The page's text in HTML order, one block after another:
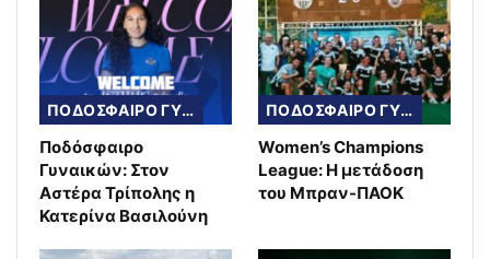
ΠΟΔΟΣΦΑΙΡΟ ΓΥΝΑΙΚΩΝ
Ποδόσφαιρο
Γυναικών: Στον
Αστέρα Τρίπολης η
Κατερίνα Βασιλούνη
ΠΟΔΟΣΦΑΙΡΟ ΓΥΝΑΙΚΩΝ
Women’s Champions
League: Η μετάδοση
του Μπραν-ΠΑΟΚ